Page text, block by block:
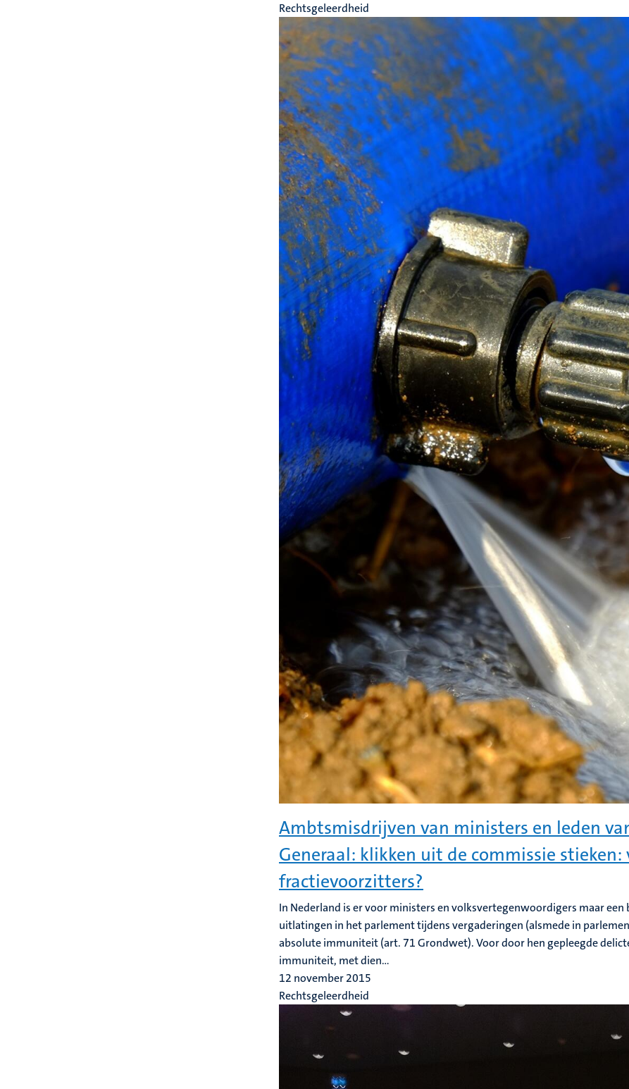
Rechtsgeleerdheid
Ambtsmisdrijven van ministers en leden
Generaal: klikken uit de commissie stieken:
fractievoorzitters?
In Nederland is er voor ministers en volksvertegenwoordigers maar
uitlatingen in het parlement tijdens vergaderingen (alsmede in
absolute immuniteit (art. 71 Grondwet). Voor door hen gepleegde
immuniteit, met dien...
12 november 2015
Rechtsgeleerdheid